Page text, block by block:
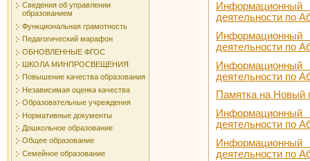
Сведения об управлении
образованием
Функциональная грамотность
Педагогический марафон
ОБНОВЛЕННЫЕ ФГОС
ШКОЛА МИНПРОСВЕЩЕНИЯ
Повышение качества образования
Независимая оценка качества
Образовательные учреждения
Нормативные документы
Дошкольное образование
Общее образование
Семейное образование
деятельности по
деятельности по
деятельности по
Памятка на Новый
деятельности по
деятельности по